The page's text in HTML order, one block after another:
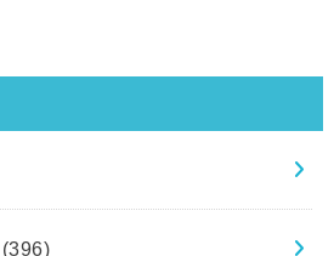
(396)